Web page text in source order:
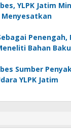
YLPK Jatim
Bahan
Sumber
YLPK Jatim